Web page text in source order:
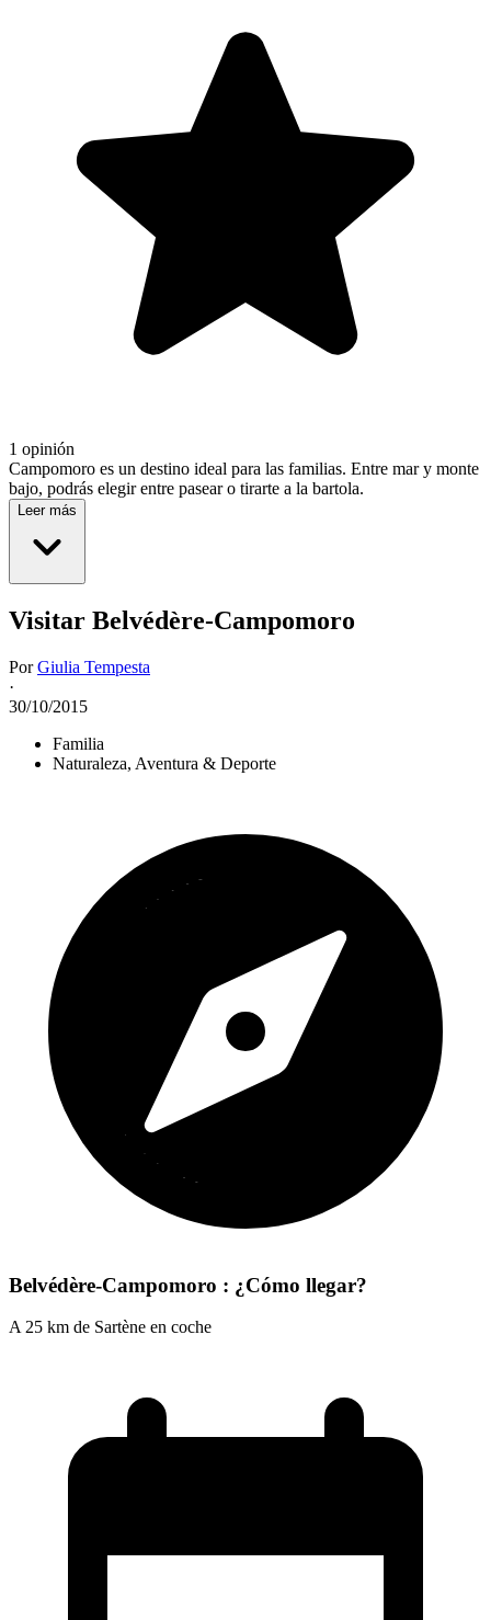
1 opinión
Campomoro es un destino ideal para las familias. Entre mar y monte
bajo, podrás elegir entre pasear o tirarte a la bartola.
Leer más
Visitar Belvédère-Campomoro
PorGiulia Tempesta
·
30/10/2015
Familia
Naturaleza, Aventura & Deporte
Belvédère-Campomoro : ¿Cómo llegar?
A 25 km de Sartène en coche